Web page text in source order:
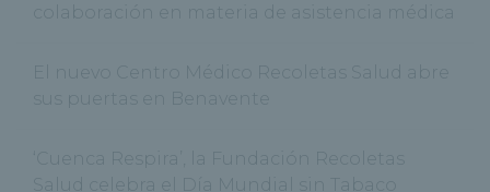
colaboración en materia de asistencia médica
El nuevo Centro Médico Recoletas Salud abre
sus puertas en Benavente
‘Cuenca Respira’, la Fundación Recoletas
Salud celebra el Día Mundial sin Tabaco